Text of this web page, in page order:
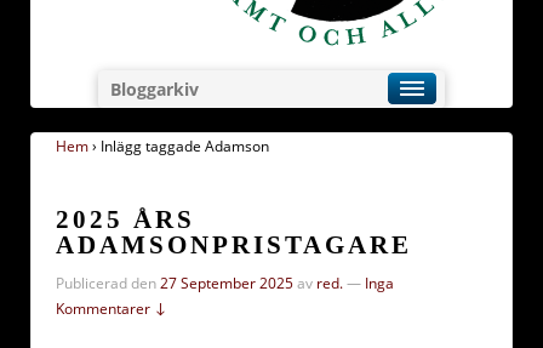
Bloggarkiv
Hem› Inlägg taggade Adamson
2025 ÅRS
ADAMSONPRISTAGARE
Publicerad den27 September 2025av red.— Inga
Kommentarer ↓